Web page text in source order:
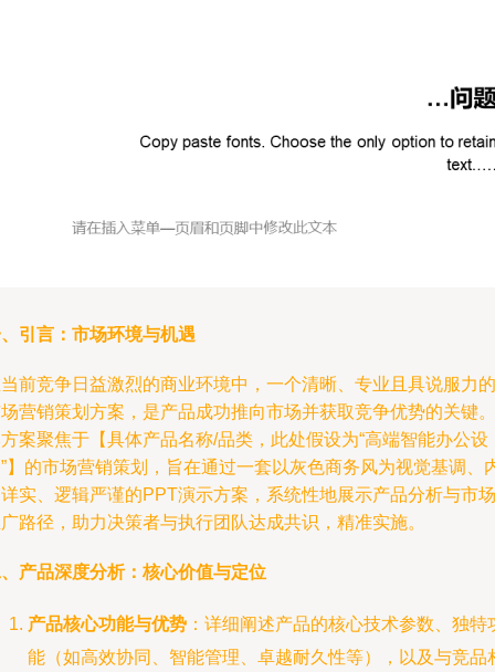
引言：市场环境与机遇
前竞争日益激烈的商业环境中，一个清晰、专业且具说服力的
营销策划方案，是产品成功推向市场并获取竞争优势的关键。
案聚焦于【具体产品名称/品类，此处假设为“高端智能办公设
】的市场营销策划，旨在通过一套以灰色商务风为视觉基调、
实、逻辑严谨的PPT演示方案，系统性地展示产品分析与市场
路径，助力决策者与执行团队达成共识，精准实施。
产品深度分析：核心价值与定位
产品核心功能与优势 ：详细阐述产品的核心技术参数、独特
能（如高效协同、智能管理、卓越耐久性等），以及与竞品